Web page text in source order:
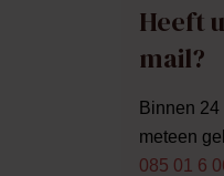
Heeft
mail?
Binnen
meteen
085 01 6